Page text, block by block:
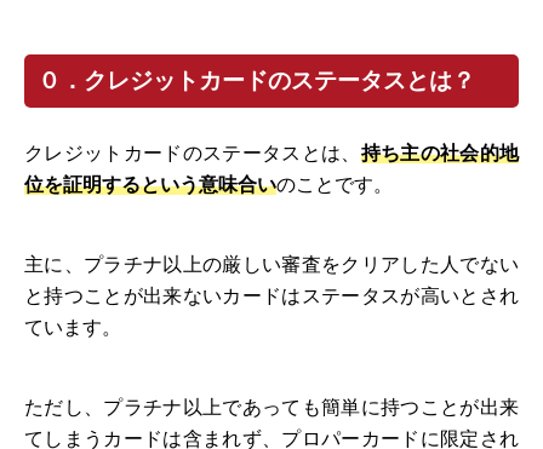
０．クレジットカードのステータスとは？
クレジットカードのステータスとは、 持ち主の社会的地
位を証明するという意味合いのことです。
主に、プラチナ以上の厳しい審査をクリアした人でない
と持つことが出来ないカードはステータスが高いとされ
ています。
ただし、プラチナ以上であっても簡単に持つことが出来
てしまうカードは含まれず、プロパーカードに限定され